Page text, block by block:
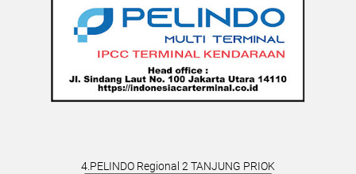
4.PELINDO Regional 2 TANJUNG PRIOK